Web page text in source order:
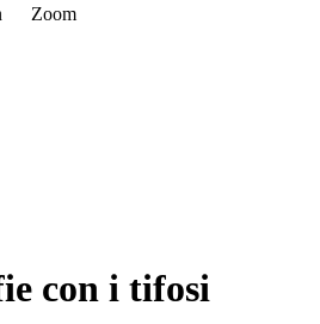
Zoom
con i tifosi